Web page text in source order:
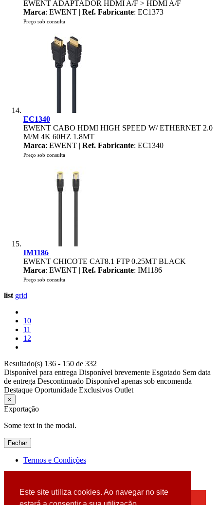
Este site utiliza cookies. Ao navegar no site
EWENT ADAPTADOR HDMI A/F > HDMI A/F
Marca: EWENT | Ref. Fabricante: EC1373
Preço sob consulta
EC1340
EWENT CABO HDMI HIGH SPEED W/ ETHERNET 2.0
M/M 4K 60HZ 1.8MT
Marca: EWENT | Ref. Fabricante: EC1340
Preço sob consulta
IM1186
EWENT CHICOTE CAT8.1 FTP 0.25MT BLACK
Marca: EWENT | Ref. Fabricante: IM1186
Preço sob consulta
list grid
10
11
12
Resultado(s) 136 - 150 de 332
Disponível para entrega Disponível brevemente Esgotado Sem data
de entrega Descontinuado Disponível apenas sob encomenda
Destaque Oportunidade Exclusivos Outlet
×
Exportação
Some text in the modal.
Fechar
Termos e Condições